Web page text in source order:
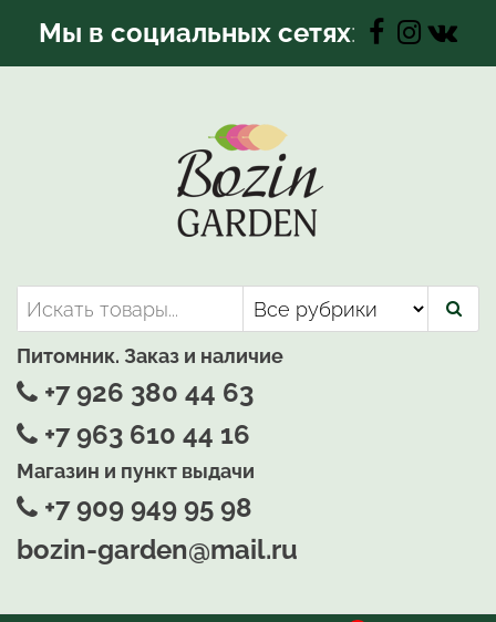
Мы в социальных сетях:
Bozin-Garden | Садовый центр
Садовый центр, Растения
для вашего сада
Питомник. Заказ и наличие
+7 926 380 44 63
+7 963 610 44 16
Магазин и пункт выдачи
+7 909 949 95 98
bozin-garden@mail.ru